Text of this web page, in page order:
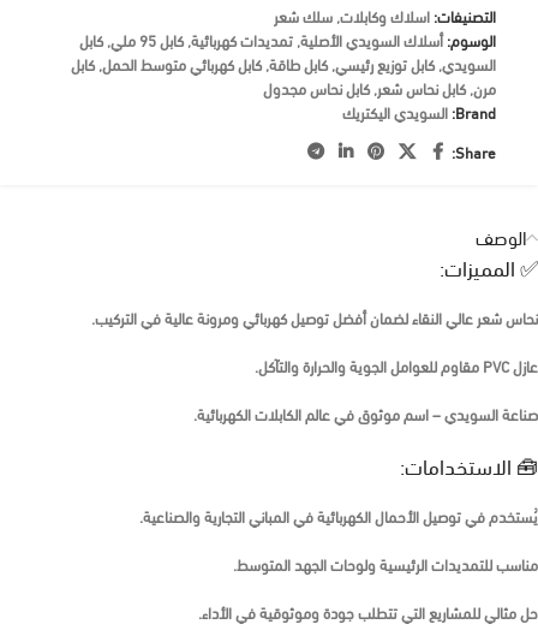
التصنيفات:اسلاك وكابلات,سلك شعر
الوسوم:أسلاك السويدي الأصلية,تمديدات كهربائية,كابل 95 ملي ,كابل
السويدي,كابل توزيع رئيسي,كابل طاقة,كابل كهربائي متوسط الحمل,كابل
مرن,كابل نحاس شعر,كابل نحاس مجدول
Brand: السويدي اليكتريك
Share:
الوصف
✅ المميزات:
نحاس شعر عالي النقاء لضمان أفضل توصيل كهربائي ومرونة عالية في التركيب.
عازل PVC مقاوم للعوامل الجوية والحرارة والتآكل.
صناعة السويدي – اسم موثوق في عالم الكابلات الكهربائية.
🧰 الاستخدامات:
يُستخدم في توصيل الأحمال الكهربائية في المباني التجارية والصناعية.
مناسب للتمديدات الرئيسية ولوحات الجهد المتوسط.
حل مثالي للمشاريع التي تتطلب جودة وموثوقية في الأداء.